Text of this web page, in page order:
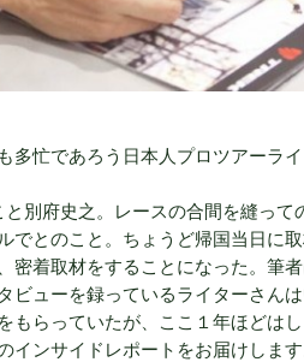
多忙であろう日本人プロツアー
別府史之。レースの合間を縫っ
でとのこと。ちょうど帰国当日に
密着取材をすることになった。筆
ビューを録っているライターさん
もらっていたが、ここ１年ほどは
インサイドレポートをお届けします